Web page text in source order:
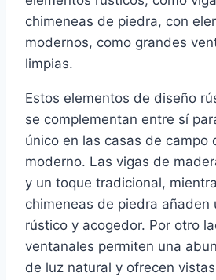
chimeneas de piedra, con
modernos, como grandes
limpias.
Estos elementos de diseño
se complementan entre sí
único en las casas de campo
moderno. Las vigas de
y un toque tradicional,
chimeneas de piedra añaden
rústico y acogedor. Por otro
ventanales permiten una
de luz natural y ofrecen